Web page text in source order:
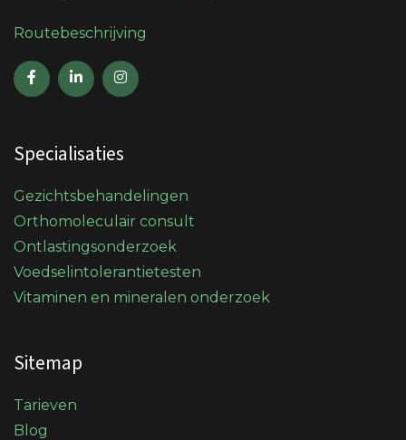
Routebeschrijving
Specialisaties
Gezichtsbehandelingen
Orthomoleculair consult
Ontlastingsonderzoek
Voedselintolerantietesten
Vitaminen en mineralen onderzoek
Sitemap
Tarieven
Blog